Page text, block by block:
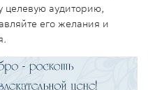
целевую аудиторию,
его желания и